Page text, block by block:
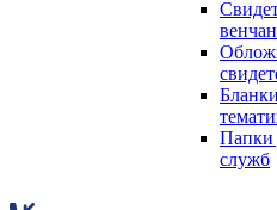
Папки
служб